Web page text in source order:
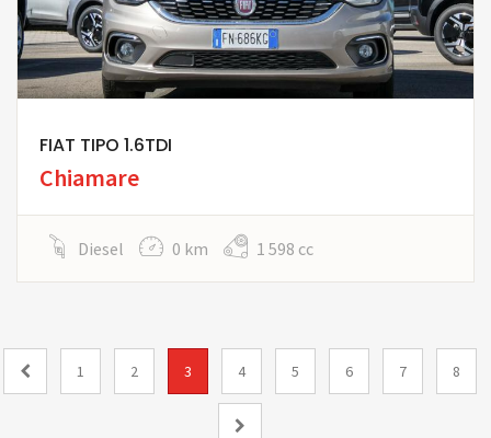
FIAT TIPO 1.6TDI
Chiamare
Diesel 0 km 1 598 cc
1 2 3 4 5 6 7 8